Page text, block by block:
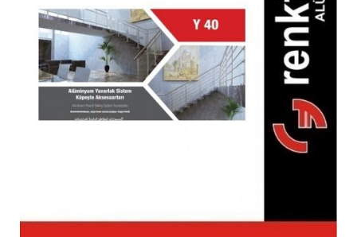
Y 40 Küpeşte Yuvarlak
Aksesuar
Küpeşte Sistemleri, Küpeşte Sistemleri,
Küpeşte Sistemleri, Küpeşte Sistemleri,
Küpeşte Sistemleri, Küpeşte Sistemleri,
Küpeşte Sistemleri